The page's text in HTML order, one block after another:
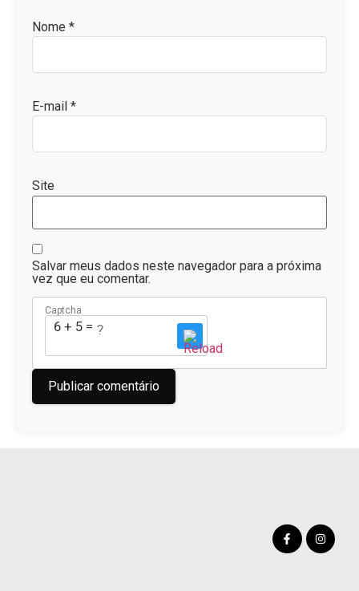
Nome *
E-mail *
Site
Salvar meus dados neste navegador para a próxima
vez que eu comentar.
Captcha
6 + 5 = ?